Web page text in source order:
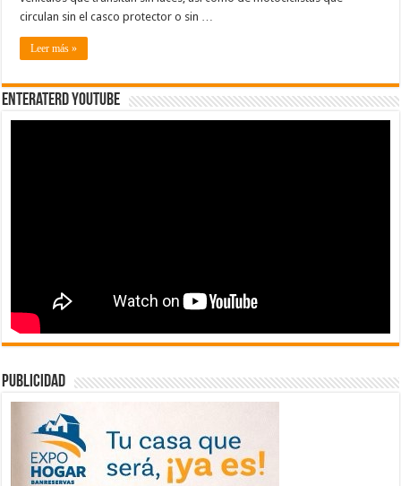
circulan sin el casco protector o sin …
Leer más »
EnterateRD YOUTUBE
publicidad